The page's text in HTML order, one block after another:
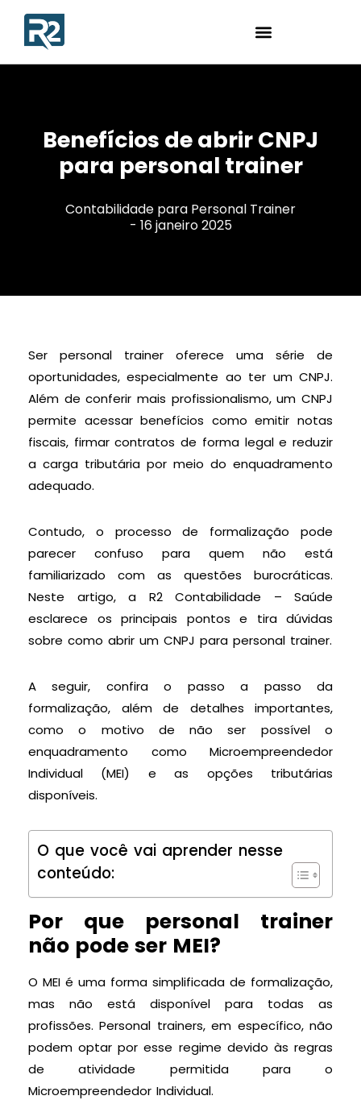
Benefícios de abrir CNPJ
para personal trainer
Contabilidade para Personal Trainer
- 16 janeiro 2025
Ser personal trainer oferece uma série de
oportunidades, especialmente ao ter um CNPJ.
Além de conferir mais profissionalismo, um CNPJ
permite acessar benefícios como emitir notas
fiscais, firmar contratos de forma legal e reduzir
a carga tributária por meio do enquadramento
adequado.
Contudo, o processo de formalização pode
parecer confuso para quem não está
familiarizado com as questões burocráticas.
Neste artigo, a R2 Contabilidade – Saúde
esclarece os principais pontos e tira dúvidas
sobre como abrir um CNPJ para personal trainer.
A seguir, confira o passo a passo da
formalização, além de detalhes importantes,
como o motivo de não ser possível o
enquadramento como Microempreendedor
Individual (MEI) e as opções tributárias
disponíveis.
O que você vai aprender nesse
conteúdo:
Por que personal trainer
não pode ser MEI?
O MEI é uma forma simplificada de formalização,
mas não está disponível para todas as
profissões. Personal trainers, em específico, não
podem optar por esse regime devido às regras
de atividade permitida para o
Microempreendedor Individual.